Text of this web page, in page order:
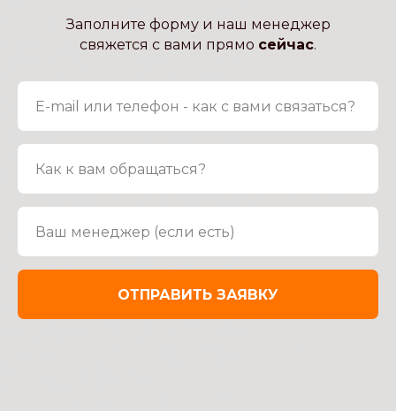
Заполните форму и наш менеджер
свяжется с вами прямо сейчас.
ОТПРАВИТЬ ЗАЯВКУ